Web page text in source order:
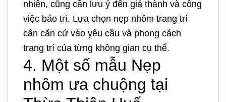
nhiên, cũng cần lưu ý đến giá thành và công
việc bảo trì. Lựa chọn nẹp nhôm trang trí
cần căn cứ vào yêu cầu và phong cách
trang trí của từng không gian cụ thể.
4. Một số mẫu Nẹp
nhôm ưa chuộng tại